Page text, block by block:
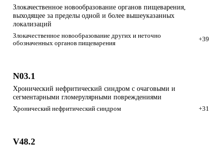
Злокачественное новообразование органов пищеварения,
выходящее за пределы одной и более вышеуказанных
локализаций
Злокачественное новообразование других и неточно
обозначенных органов пищеварения
+39
N03.1
Хронический нефритический синдром с очаговыми и
сегментарными гломерулярными повреждениями
Хронический нефритический синдром +31
V48.2